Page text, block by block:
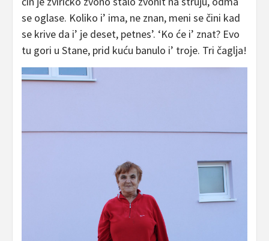
se oglase. Koliko i’ ima, ne znan, meni se čini kad
se krive da i’ je deset, petnes’. ‘Ko će i’ znat? Evo
tu gori u Stane, prid kuću banulo i’ troje. Tri čaglja!